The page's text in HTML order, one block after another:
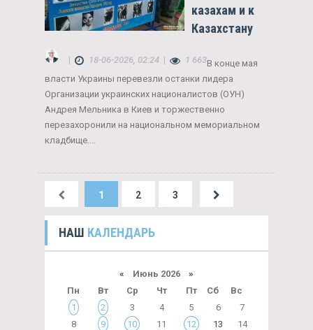
казахам и к
Казахстану
| 18-06-2026, 02:24 | 1 663В конце мая
власти Украины перевезли останки лидера
Организации украинских националистов (ОУН)
Андрея Мельника в Киев и торжественно
перезахоронили на национальном мемориальном
кладбище....
1 2 3
НАШ КАЛЕНДАРЬ
« Июнь 2026 »
Пн
Вт Ср Чт Пт Сб
Вс
1
2 3 4 5 6
7
8
9 10 11 12 13
14